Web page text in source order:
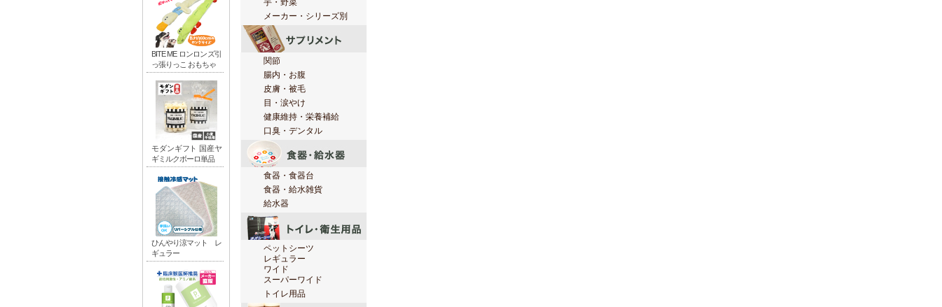
芋・野菜
メーカー・シリーズ別
関節
腸内・お腹
皮膚・被毛
目・涙やけ
健康維持・栄養補給
口臭・デンタル
食器・食器台
食器・給水雑貨
給水器
ペットシーツ
レギュラー
ワイド
スーパーワイド
トイレ用品